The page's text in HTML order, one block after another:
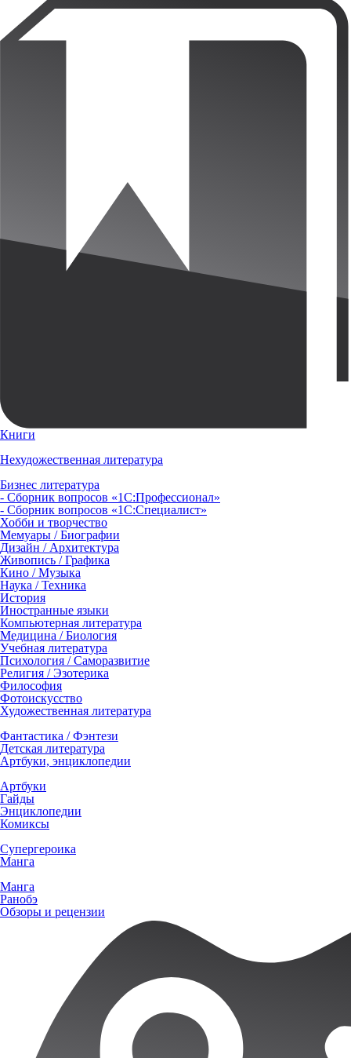
Книги
Нехудожественная литература
Бизнес литература
- Сборник вопросов «1С:Профессионал»
- Сборник вопросов «1С:Специалист»
Хобби и творчество
Мемуары / Биографии
Дизайн / Архитектура
Живопись / Графика
Кино / Музыка
Наука / Техника
История
Иностранные языки
Компьютерная литература
Медицина / Биология
Учебная литература
Психология / Саморазвитие
Религия / Эзотерика
Философия
Фотоискусство
Художественная литература
Фантастика / Фэнтези
Детская литература
Артбуки, энциклопедии
Артбуки
Гайды
Энциклопедии
Комиксы
Супергероика
Манга
Манга
Ранобэ
Обзоры и рецензии